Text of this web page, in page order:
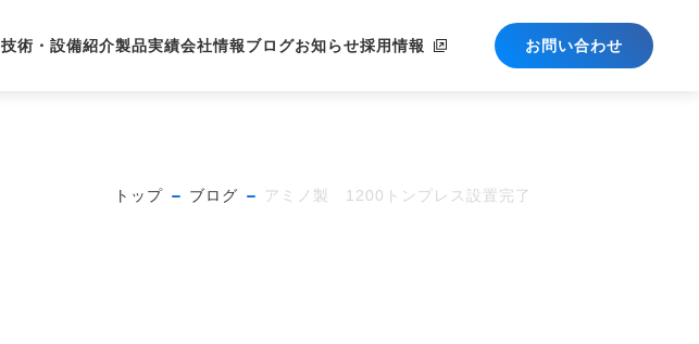
技術・設備紹介製品実績会社情報ブログお知らせ採用情報 お問い合わせ
トップ ブログ アミノ製 1200トンプレス設置完了